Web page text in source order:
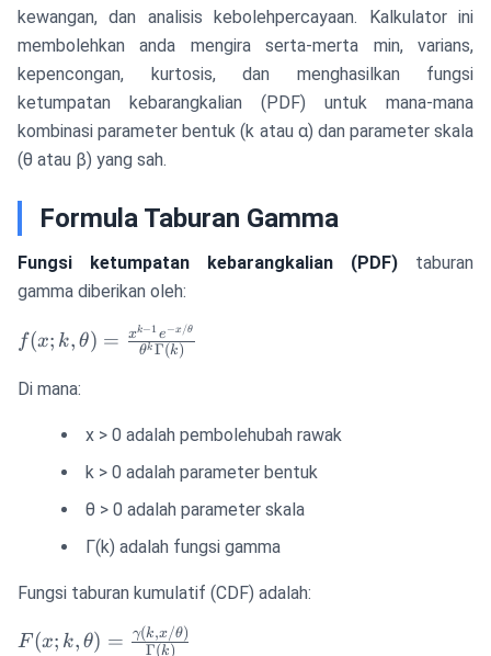
kewangan, dan analisis kebolehpercayaan. Kalkulator ini
membolehkan anda mengira serta-merta min, varians,
kepencongan, kurtosis, dan menghasilkan fungsi
ketumpatan kebarangkalian (PDF) untuk mana-mana
kombinasi parameter bentuk (k atau α) dan parameter skala
(θ atau β) yang sah.
Formula Taburan Gamma
Fungsi ketumpatan kebarangkalian (PDF) taburan
gamma diberikan oleh:
f(x; k,
\frac{x^{k-
x/\theta}}
{\theta^k
f(x; k, θ) = θk Γ(k)
xk−1 e−x/θ
Di mana:
x > 0 adalah pembolehubah rawak
k > 0 adalah parameter bentuk
θ > 0 adalah parameter skala
Γ(k) adalah fungsi gamma
Fungsi taburan kumulatif (CDF) adalah:
F(x; k, \theta) =
F (x; k, θ) = Γ(k)
γ(k,x/θ)